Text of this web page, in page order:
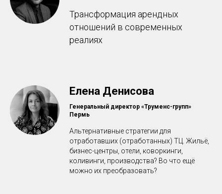
Трансформация арендных
отношений в современных
реалиях
Елена Денисова
Генеральный директор «Труменс-групп»
Пермь
Альтернативные стратегии для
отработавших (отработанных) ТЦ. Жильё,
бизнес-центры, отели, коворкинги,
коливинги, производства? Во что ещё
можно их преобразовать?